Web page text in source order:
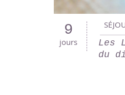
9
jours
Les
du